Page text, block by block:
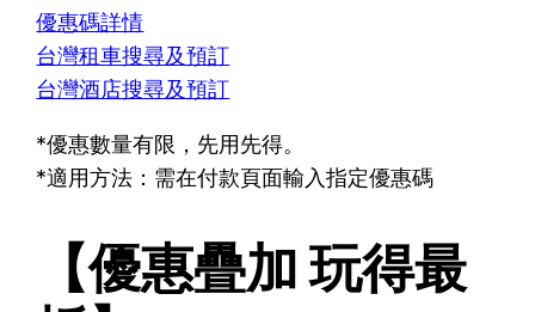
優惠碼詳情
台灣租車搜尋及預訂
台灣酒店搜尋及預訂
*優惠數量有限，先用先得。
*適用方法：需在付款頁面輸入指定優惠碼
【優惠疊加 玩得最